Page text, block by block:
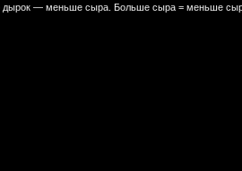
— меньше сыра. Больше сыра = меньше